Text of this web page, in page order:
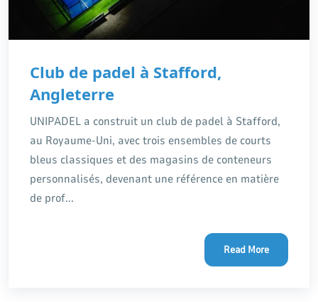
Club de padel à Stafford,
Angleterre
UNIPADEL a construit un club de padel à Stafford,
au Royaume-Uni, avec trois ensembles de courts
bleus classiques et des magasins de conteneurs
personnalisés, devenant une référence en matière
de prof...
Read More